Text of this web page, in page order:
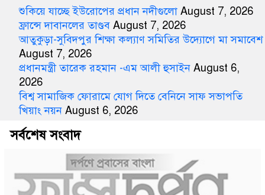
শুকিয়ে যাচ্ছে ইউরোপের প্রধান নদীগুলো August 7, 2026
ফ্রান্সে দাবানলের তাণ্ডব August 7, 2026
আতুকুড়া-সুবিদপুর শিক্ষা কল্যাণ সমিতির উদ্যোগে মা সমাবেশ
August 7, 2026
প্রধানমন্ত্রী তারেক রহমান -এম আলী হুসাইন August 6,
2026
বিশ্ব সামাজিক ফোরামে যোগ দিতে বেনিনে সাফ সভাপতি
খিয়াং নয়ন August 6, 2026
সর্বশেষ সংবাদ